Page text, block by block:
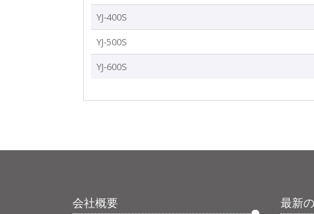
YJ-400S
YJ-500S
YJ-600S
会社概要 最新